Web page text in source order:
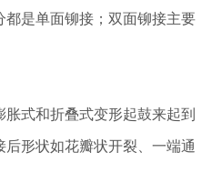
是单面铆接；双面铆接主要
式和折叠式变形起鼓来起到
形状如花瓣状开裂、一端通